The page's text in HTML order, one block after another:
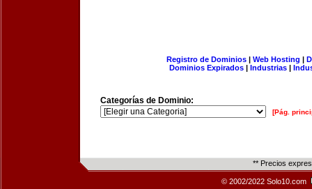
Registro de Dominios| Web Hosting |
Dominios Expirados | Industrias |
Categorías de Dominio:
[Pág.
** Precios
© 2002/2022 Solo10.com